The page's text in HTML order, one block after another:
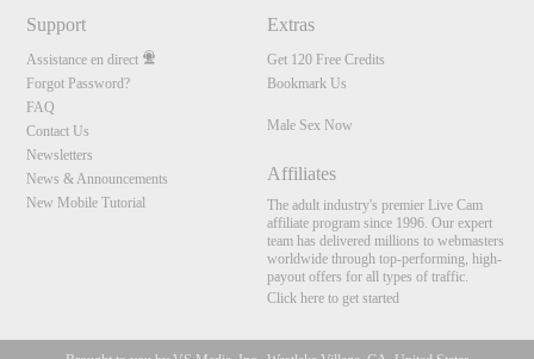
Support
Assistance en direct
Forgot Password?
FAQ
Contact Us
Newsletters
News & Announcements
New Mobile Tutorial
Extras
Get 120 Free Credits
Bookmark Us
Male Sex Now
Affiliates
The adult industry's premier Live Cam
affiliate program since 1996. Our expert
team has delivered millions to webmasters
worldwide through top-performing, high-
payout offers for all types of traffic.
Click here to get started